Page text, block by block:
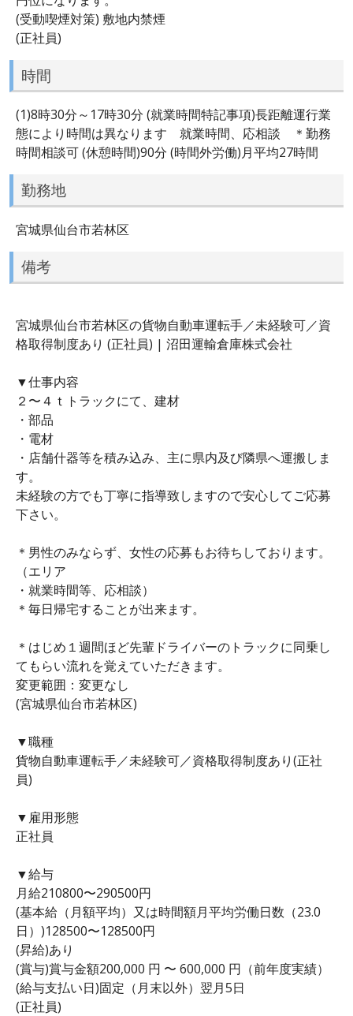
(受動喫煙対策) 敷地内禁煙
(正社員)
時間
(1)8時30分～17時30分 (就業時間特記事項)長距離運行業
態により時間は異なります 就業時間、応相談 ＊勤務
時間相談可 (休憩時間)90分 (時間外労働)月平均27時間
勤務地
宮城県仙台市若林区
備考
宮城県仙台市若林区の貨物自動車運転手／未経験可／資
格取得制度あり (正社員) | 沼田運輸倉庫株式会社
▼仕事内容
２〜４ｔトラックにて、建材
・部品
・電材
・店舗什器等を積み込み、主に県内及び隣県へ運搬しま
す。
未経験の方でも丁寧に指導致しますので安心してご応募
下さい。
＊男性のみならず、女性の応募もお待ちしております。
（エリア
・就業時間等、応相談）
＊毎日帰宅することが出来ます。
＊はじめ１週間ほど先輩ドライバーのトラックに同乗し
てもらい流れを覚えていただきます。
変更範囲：変更なし
(宮城県仙台市若林区)
▼職種
貨物自動車運転手／未経験可／資格取得制度あり(正社
員)
▼雇用形態
正社員
▼給与
月給210800〜290500円
(基本給（月額平均）又は時間額月平均労働日数（23.0
日）)128500〜128500円
(昇給)あり
(賞与)賞与金額200,000 円 〜 600,000 円（前年度実績）
(給与支払い日)固定（月末以外）翌月5日
(正社員)